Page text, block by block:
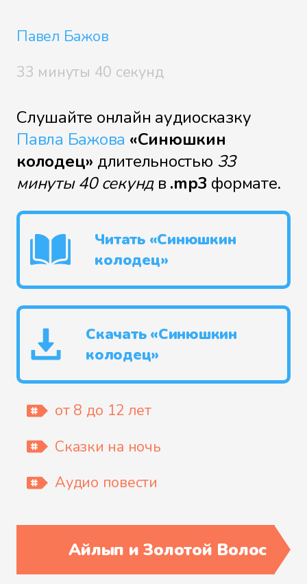
Павел Бажов
33 минуты 40 секунд
Слушайте онлайн аудиосказку
Павла Бажова «Синюшкин
колодец» длительностью 33
минуты 40 секундв .mp3 формате.
Читать «Синюшкин
колодец»
Скачать «Синюшкин
колодец»
от 8 до 12 лет
Сказки на ночь
Аудио повести
Айлып и Золотой Волос